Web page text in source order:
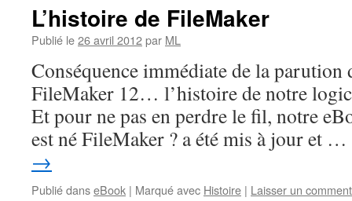
L’histoire de FileMaker
Publié le26 avril 2012par ML
Conséquence immédiate de la parution
FileMaker 12… l’histoire de notre
Et pour ne pas en perdre le fil, notre
est né FileMaker ? a été mis à jour et …
→
Publié danseBook | Marqué avec Histoire | Laisser un